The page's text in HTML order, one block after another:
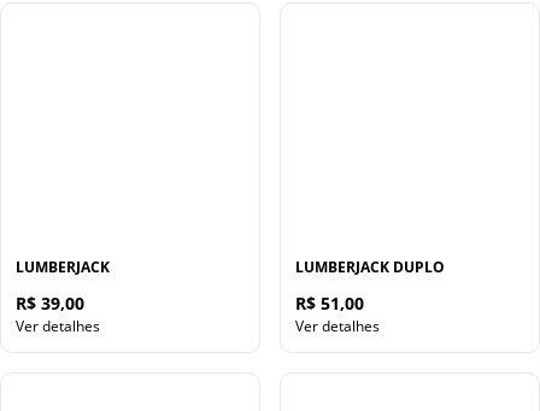
LUMBERJACK
R$ 39,00
Ver detalhes
LUMBERJACK DUPLO
R$ 51,00
Ver detalhes